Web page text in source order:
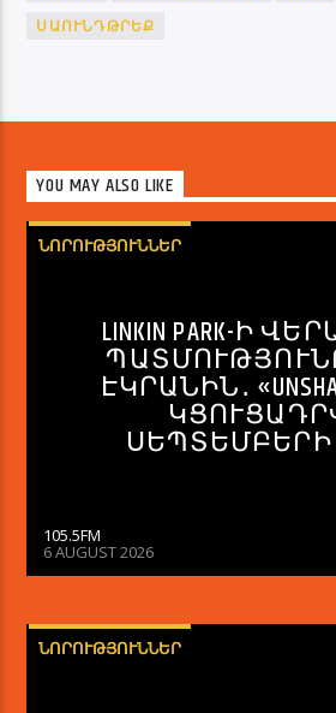
ՍԱՈՒՆԴԹՐԵՔ
YOU MAY ALSO LIKE
ՆՈՐՈՒԹՅՈՒՆՆԵՐ
LINKIN PARK-Ի
ԷԿՐԱՆԻՆ․
ՍԵՊՏԵՄԲԵՐԻ
105.5FM
6 AUGUST 2026
ՆՈՐՈՒԹՅՈՒՆՆԵՐ